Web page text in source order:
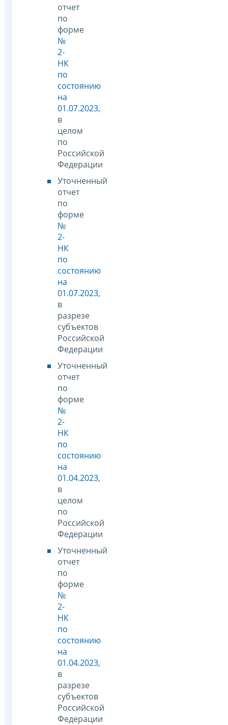
отчет
по
форме
№
2-
НК
по
состоянию
на
01.07.2023,
в
целом
по
Российской
Федерации
Уточненный
отчет
по
форме
№
2-
НК
по
состоянию
на
01.07.2023,
в
разрезе
субъектов
Российской
Федерации
Уточненный
отчет
по
форме
№
2-
НК
по
состоянию
на
01.04.2023,
в
целом
по
Российской
Федерации
Уточненный
отчет
по
форме
№
2-
НК
по
состоянию
на
01.04.2023,
в
разрезе
субъектов
Российской
Федерации